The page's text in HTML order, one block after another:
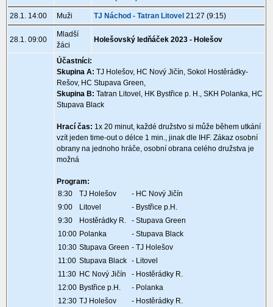
28.1. 14:00 Muži TJ Náchod - Tatran Litovel 21:27 (9:15)
28.1. 09:00
Mladší
žáci
Holešovský ledňáček 2023 - Holešov
Účastníci:
Skupina A:TJ Holešov, HC Nový Jičín, Sokol Hostěrádky-
Rešov, HC Stupava Green,
Skupina B: Tatran Litovel, HK Bystřice p. H., SKH Polanka, HC
Stupava Black
Hrací čas: 1x 20 minut, každé družstvo si může během utkání
vzít jeden time-out o délce 1 min., jinak dle IHF. Zákaz osobní
obrany na jednoho hráče, osobní obrana celého družstva je
možná
Program:
8:30
TJ Holešov
- HC Nový Jičín
9:00
Litovel
- Bystřice p.H.
9:30
Hostěrádky R.
- Stupava Green
10:00 Polanka
- Stupava Black
10:30 Stupava Green - TJ Holešov
11:00 Stupava Black
- Litovel
11:30 HC Nový Jičín
- Hostěrádky R.
12:00 Bystřice p.H.
- Polanka
12:30 TJ Holešov
- Hostěrádky R.